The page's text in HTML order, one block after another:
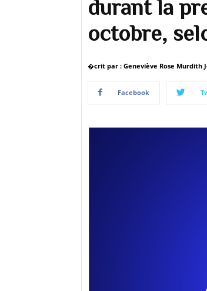
durant la
octobre,
�crit par : Geneviève Rose Murdith
Facebook